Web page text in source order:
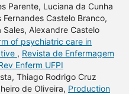
Parente, Luciana da Cunha
Castelo Branco,
Alexandre Castelo
of psychiatric care in
, Revista de Enfermagem
Enferm UFPI
Thiago Rodrigo Cruz
de Oliveira, Production